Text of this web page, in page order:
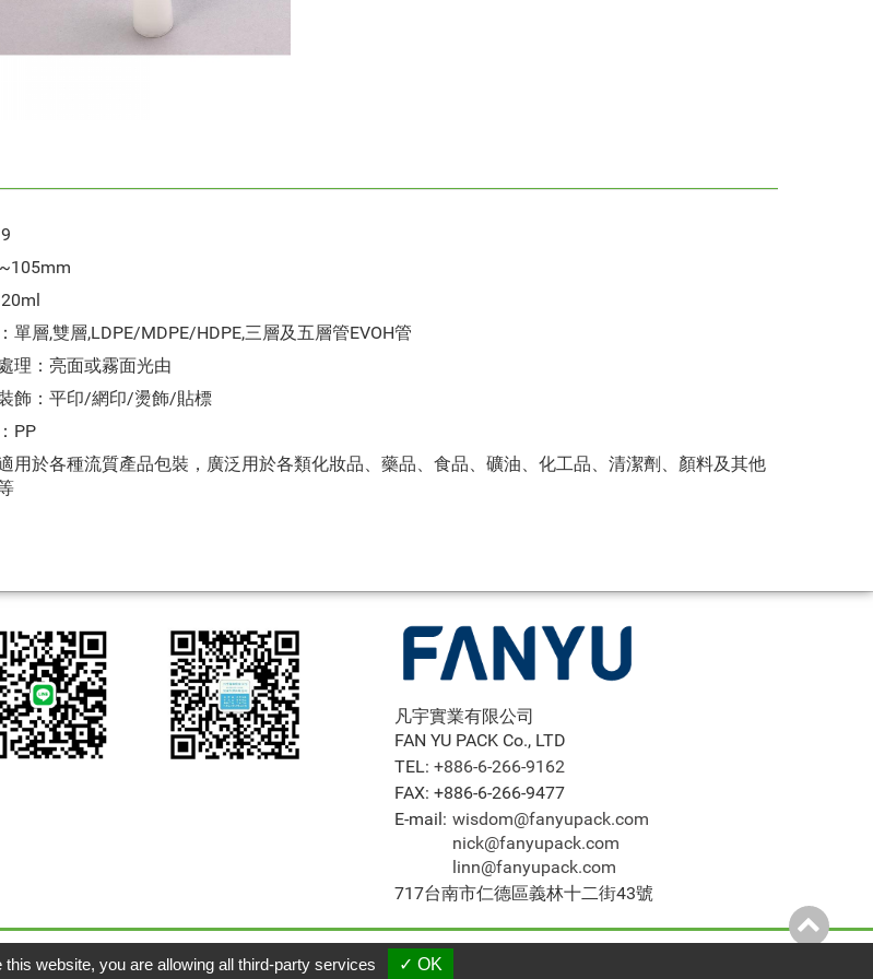
單層,雙層,LDPE/MDPE/HDPE,三層及五層管EVOH管
理：亮面或霧面光由
飾：平印/網印/燙飾/貼標
PP
用於各種流質產品包裝，廣泛用於各類化妝品、藥品、食品、礦油、化工品、清潔劑、顏料及其他
凡宇實業有限公司
FAN YU PACK Co., LTD
TEL: +886-6-266-9162
FAX: +886-6-266-9477
E-mail: wisdom@fanyupack.com
nick@fanyupack.com
linn@fanyupack.com
717台南市仁德區義林十二街43號
Taiwan Products
Copyright © 凡宇實業有限公司
this website, you are allowing all third-party services ✓ OK